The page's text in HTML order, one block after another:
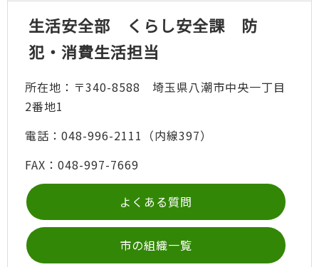
生活安全部 くらし安全課 防
犯・消費生活担当
所在地：〒340-8588 埼玉県八潮市中央一丁目
2番地1
電話：048-996-2111（内線397）
FAX：048-997-7669
よくある質問
市の組織一覧